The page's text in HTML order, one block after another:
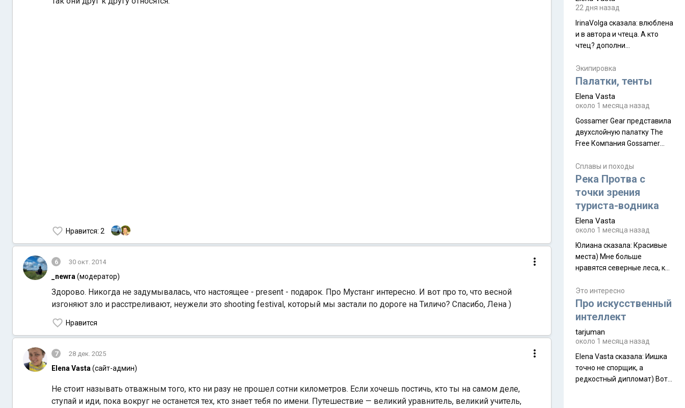
Нравится: 2
6 30 окт. 2014
_newra (модератор)
Здорово. Никогда не задумывалась, что настоящее - present - подарок. Про Мустанг интересно. И вот про то, что весной
изгоняют зло и расстреливают, неужели это shooting festival, который мы застали по дороге на Тиличо? Спасибо, Лена )
Нравится
7 28 дек. 2025
Elena Vasta (сайт-админ)
Не стоит называть отважным того, кто ни разу не прошел сотни километров. Если хочешь постичь, кто ты на самом деле,
ступай и иди, пока вокруг не останется тех, кто знает тебя по имени. Путешествие — великий уравнитель, великий учитель,
природа, мягкие
такая как бы переходная
ступень между привычной
нам Индией и остальными
надеюсь увидеть.
22 дня назад
IrinaVolga сказалa: влюблена
и в автора и чтеца. А кто
чтец? дополни
Экипировка
Палатки, тенты
Elena Vasta
около 1 месяца назад
Gossamer Gear представила
двухслойную палатку The
Free Компания Gossamer
туристическую палатку The
Free, которая стала первой
ультралегкой моделью в
ассортименте
производителя. Новинка
получила двухслойную
конструкцию с отдельным
внешним тентом и сетчатой
внутренней палаткой, а ее
комплектации составляет
около 845 г. Палатка весит
менее
Сплавы и походы
Река Протва с
точки зрения
туриста-водника
Elena Vasta
около 1 месяца назад
Юлиана сказалa: Красивые
места) Мне больше
нравятся северные леса, как
южной тайги
Это интересно
Про искусственный
интеллект
tarjuman
около 1 месяца назад
Elena Vasta сказалa: Иишка
точно не спорщик, а
редкостный дипломат) Вот,